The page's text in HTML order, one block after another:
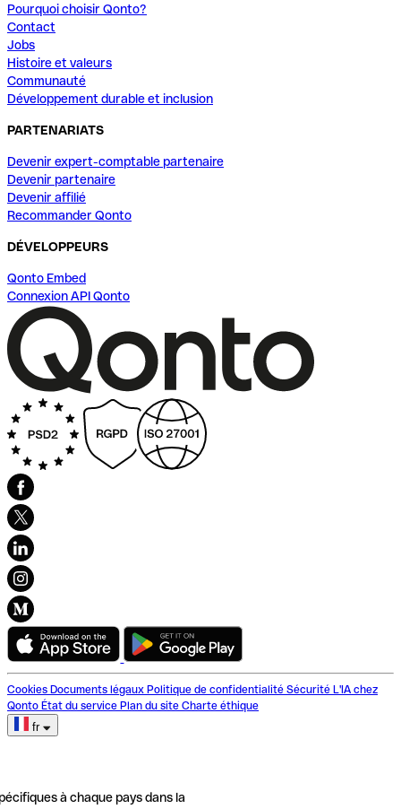
Pourquoi choisir Qonto?
Contact
Jobs
Histoire et valeurs
Communauté
Développement durable et inclusion
PARTENARIATS
Devenir expert-comptable partenaire
Devenir partenaire
Devenir affilié
Recommander Qonto
DÉVELOPPEURS
Qonto Embed
Connexion API Qonto
Cookies Documents légaux Politique de confidentialité Sécurité L'IA chez
Qonto État du service Plan du site Charte éthique
fr
à chaque pays dans la